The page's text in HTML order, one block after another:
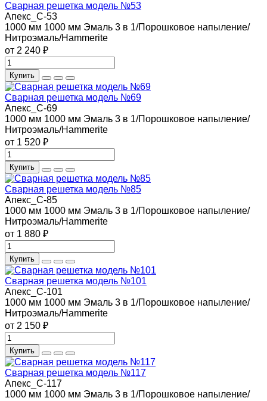
Сварная решетка модель №53
Апекс_С-53
1000 мм 1000 мм Эмаль 3 в 1/Порошковое напыление/
Нитроэмаль/Hammerite
от 2 240 ₽
Купить
Сварная решетка модель №69
Апекс_С-69
1000 мм 1000 мм Эмаль 3 в 1/Порошковое напыление/
Нитроэмаль/Hammerite
от 1 520 ₽
Купить
Сварная решетка модель №85
Апекс_С-85
1000 мм 1000 мм Эмаль 3 в 1/Порошковое напыление/
Нитроэмаль/Hammerite
от 1 880 ₽
Купить
Сварная решетка модель №101
Апекс_С-101
1000 мм 1000 мм Эмаль 3 в 1/Порошковое напыление/
Нитроэмаль/Hammerite
от 2 150 ₽
Купить
Сварная решетка модель №117
Апекс_С-117
1000 мм 1000 мм Эмаль 3 в 1/Порошковое напыление/